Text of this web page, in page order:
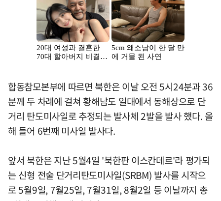
합동참모본부에 따르면 북한은 이날 오전 5시24분과 36
분께 두 차례에 걸쳐 황해남도 일대에서 동해상으로 단
거리 탄도미사일로 추정되는 발사체 2발을 발사 했다. 올
해 들어 6번째 미사일 발사다.
앞서 북한은 지난 5월4일 '북한판 이스칸데르'라 평가되
는 신형 전술 단거리탄도미사일(SRBM) 발사를 시작으
로 5월9일, 7월25일, 7월31일, 8월2일 등 이날까지 총